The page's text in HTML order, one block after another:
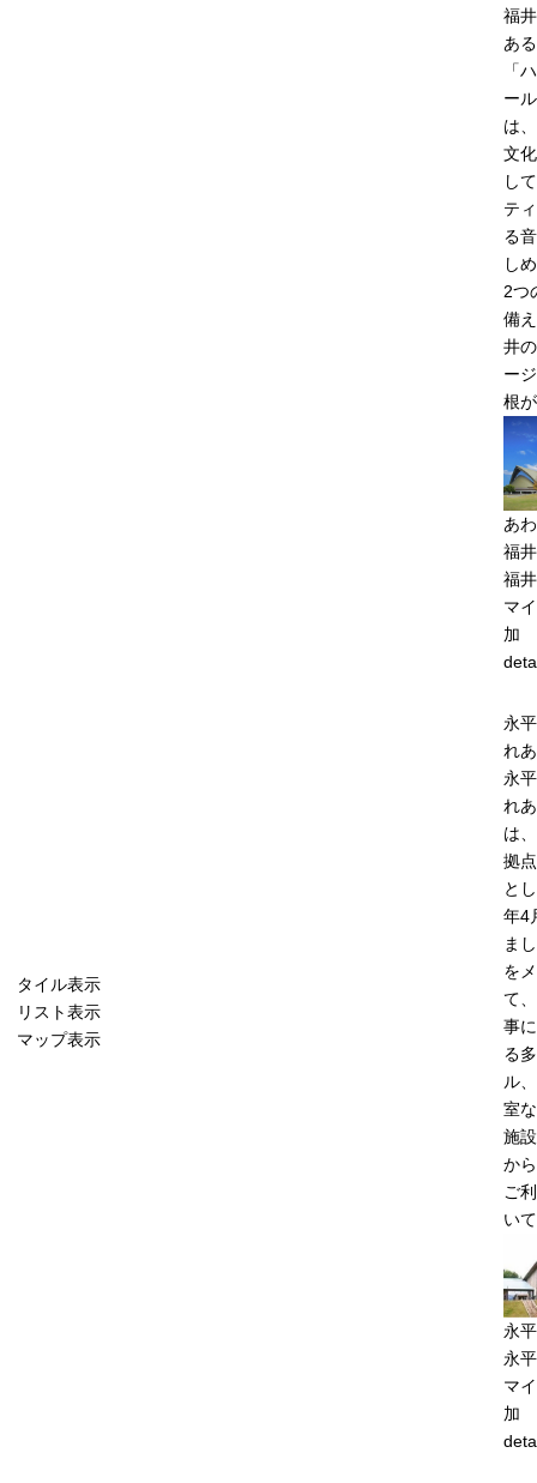
タイル表示
リスト表示
マップ表示
福
あ
「
ー
は
文
し
テ
る
し
2つ
備
井
ー
根
あ
福
福
マ
加
永
れ
永
れ
は
拠
と
年4
ま
を
て
事
る
ル
室
施
か
ご
い
永
永
マ
加